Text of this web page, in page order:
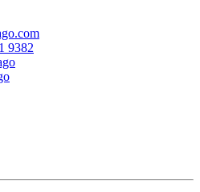
9382